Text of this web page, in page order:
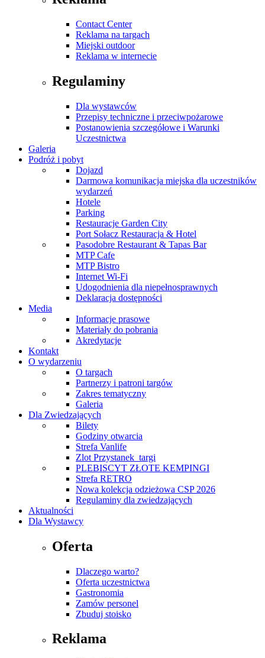
Contact Center
Reklama na targach
Miejski outdoor
Reklama w internecie
Regulaminy
Dla wystawców
Przepisy techniczne i przeciwpożarowe
Postanowienia szczegółowe i Warunki
Uczestnictwa
Galeria
Podróż i pobyt
Dojazd
Darmowa komunikacja miejska dla uczestników
wydarzeń
Hotele
Parking
Restauracje Garden City
Port Sołacz Restauracja & Hotel
Pasodobre Restaurant & Tapas Bar
MTP Cafe
MTP Bistro
Internet Wi-Fi
Udogodnienia dla niepełnosprawnych
Deklaracja dostępności
Media
Informacje prasowe
Materiały do pobrania
Akredytacje
Kontakt
O wydarzeniu
O targach
Partnerzy i patroni targów
Zakres tematyczny
Galeria
Dla Zwiedzających
Bilety
Godziny otwarcia
Strefa Vanlife
Zlot Przystanek_targi
PLEBISCYT ZŁOTE KEMPINGI
Strefa RETRO
Nowa kolekcja odzieżowa CSP 2026
Regulaminy dla zwiedzających
Aktualności
Dla Wystawcy
Oferta
Dlaczego warto?
Oferta uczestnictwa
Gastronomia
Zamów personel
Zbuduj stoisko
Reklama